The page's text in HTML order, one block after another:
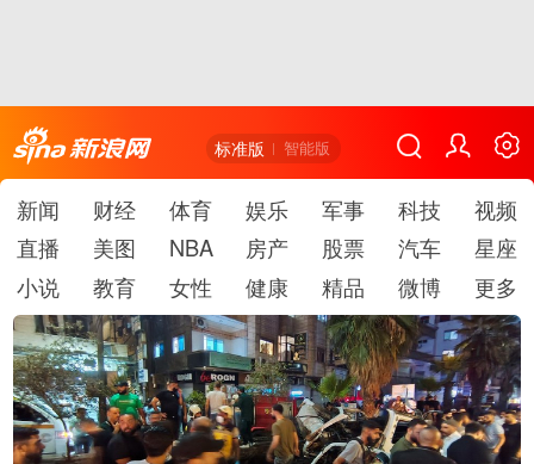
标准版 智能版
新闻 财经 体育 娱乐 军事 科技
视频
直播
美图 NBA 房产 股票 汽车
星座
小说
教育 女性 健康 精品 微博 更多